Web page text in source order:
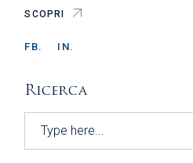
SCOPRI
FB. IN.
Ricerca
Search